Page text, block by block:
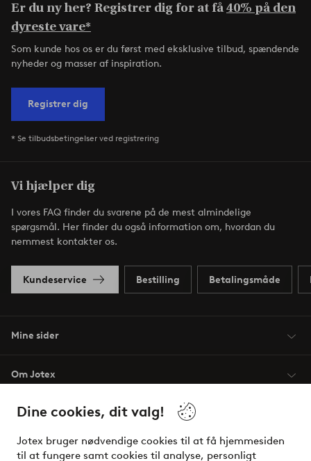
Dine cookies, dit valg!
Jotex bruger nødvendige cookies til at få hjemmesiden
til at fungere samt cookies til analyse, personligt
Er du ny her? Registrer dig for at få40% på den
dyreste vare*
Som kunde hos os er du først med eksklusive tilbud, spændende
nyheder og masser af inspiration.
Registrer dig
* Se tilbudsbetingelser ved registrering
Vi hjælper dig
I vores FAQ finder du svarene på de mest almindelige
spørgsmål. Her finder du også information om, hvordan du
nemmest kontakter os.
Kundeservice Bestilling Betalingsmåde
Mine sider
Om Jotex
Vilkår
Venner